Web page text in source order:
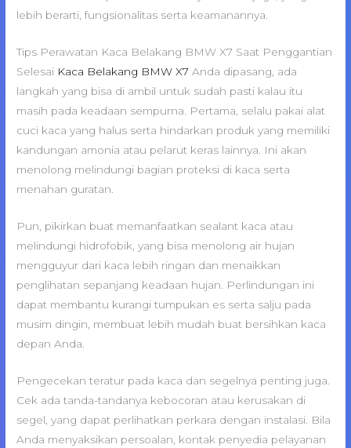
lebih berarti, fungsionalitas serta keamanannya.
Tips Perawatan Kaca Belakang BMW X7 Saat Penggantian
Selesai Kaca Belakang BMW X7 Anda dipasang, ada
langkah yang bisa di ambil untuk sudah pasti kalau itu
masih pada keadaan sempurna. Pertama, selalu pakai alat
cuci kaca yang halus serta hindarkan produk yang memiliki
kandungan amonia atau pelarut keras lainnya. Ini akan
menolong melindungi bagian proteksi di kaca serta
menahan guratan.
Pun, pikirkan buat memanfaatkan sealant kaca atau
melindungi hidrofobik, yang bisa menolong air hujan
mengguyur dari kaca lebih ringan dan menaikkan
penglihatan sepanjang keadaan hujan. Perlindungan ini
dapat membantu kurangi tumpukan es serta salju pada
musim dingin, membuat lebih mudah buat bersihkan kaca
depan Anda.
Pengecekan teratur pada kaca dan segelnya penting juga.
Cek ada tanda-tandanya kebocoran atau kerusakan di
segel, yang dapat perlihatkan perkara dengan instalasi. Bila
Anda menyaksikan persoalan, kontak penyedia pelayanan